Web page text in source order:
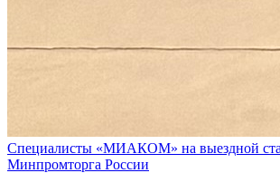
Специалисты «МИАКОМ» на выездной
Минпромторга России